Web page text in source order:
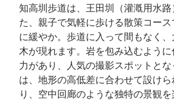
知高圳歩道は、王田圳（灌漑用水
た、親子で気軽に歩ける散策コー
に緩やか。歩道に入って間もなく
木が現れます。岩を包み込むよう
力があり、人気の撮影スポットと
は、地形の高低差に合わせて設け
り、空中回廊のような独特の景観を